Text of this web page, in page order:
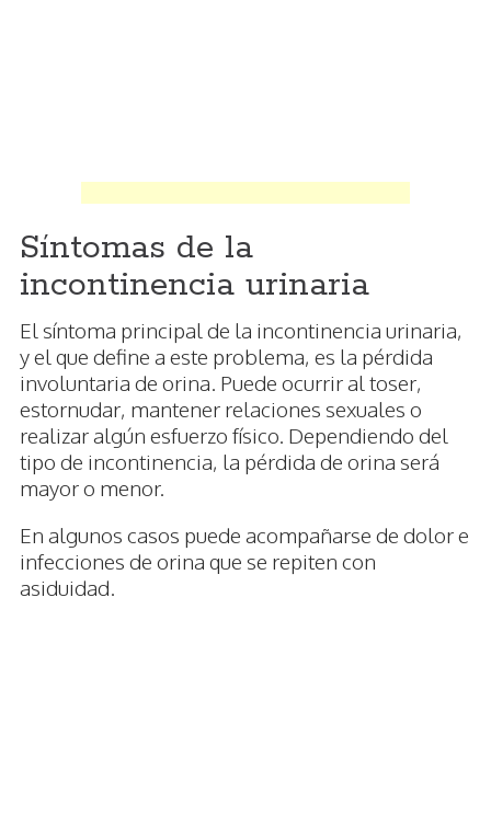
Síntomas de la
incontinencia urinaria
El síntoma principal de la incontinencia urinaria,
y el que define a este problema, es la pérdida
involuntaria de orina. Puede ocurrir al toser,
estornudar, mantener relaciones sexuales o
realizar algún esfuerzo físico. Dependiendo del
tipo de incontinencia, la pérdida de orina será
mayor o menor.
En algunos casos puede acompañarse de dolor e
infecciones de orina que se repiten con
asiduidad.